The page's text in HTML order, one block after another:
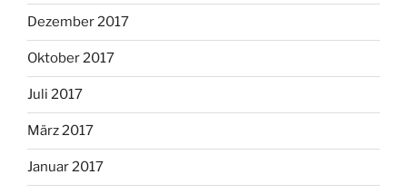
Dezember 2017
Oktober 2017
Juli 2017
März 2017
Januar 2017